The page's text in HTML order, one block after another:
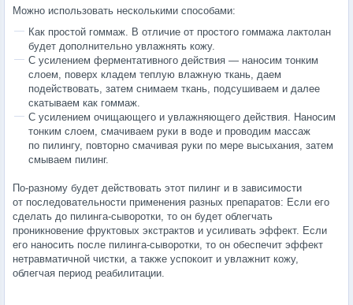
Можно использовать несколькими способами:
Как простой гоммаж. В отличие от простого гоммажа лактолан
будет дополнительно увлажнять кожу.
С усилением ферментативного действия — наносим тонким
слоем, поверх кладем теплую влажную ткань, даем
подействовать, затем снимаем ткань, подсушиваем и далее
скатываем как гоммаж.
С усилением очищающего и увлажняющего действия. Наносим
тонким слоем, смачиваем руки в воде и проводим массаж
по пилингу, повторно смачивая руки по мере высыхания, затем
смываем пилинг.
По-разному будет действовать этот пилинг и в зависимости
от последовательности применения разных препаратов: Если его
сделать до пилинга-сыворотки, то он будет облегчать
проникновение фруктовых экстрактов и усиливать эффект. Если
его наносить после пилинга-сыворотки, то он обеспечит эффект
нетравматичной чистки, а также успокоит и увлажнит кожу,
облегчая период реабилитации.